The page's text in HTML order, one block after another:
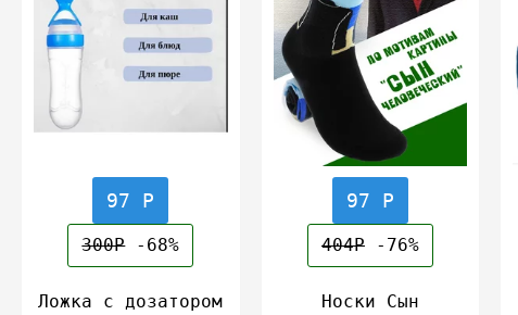
97 Р
300Р-68%
Ложка с дозатором
97 Р
404Р-76%
Носки Сын